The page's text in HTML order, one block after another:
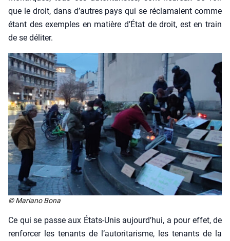
que le droit, dans d’autres pays qui se récla­maient comme
étant des exemples en matière d’É­tat de droit, est en train
de se déli­ter.
© Maria­no Bona
Ce qui se passe aux États-Unis aujourd’­hui, a pour effet, de
ren­for­cer les tenants de l’au­to­ri­ta­risme, les tenants de la